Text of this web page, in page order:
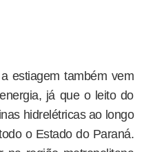
estiagem também vem
já que o leito do
hidrelétricas ao longo
o Estado do Paraná.